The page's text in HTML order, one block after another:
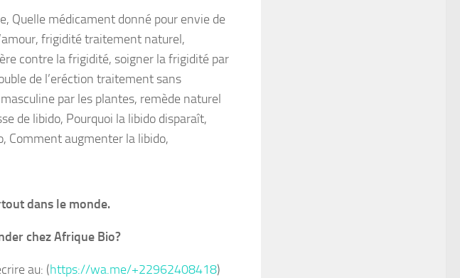
Quelle médicament donné pour envie de
frigidité traitement naturel,
contre la frigidité, soigner la frigidité par
de l’eréction traitement sans
par les plantes, remède naturel
de libido, Pourquoi la libido disparaît,
Comment augmenter la libido,
dans le monde.
chez Afrique Bio?
au: (https://wa.me/+22962408418)